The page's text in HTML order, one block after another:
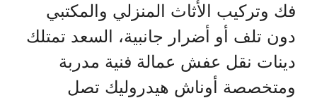
فك وتركيب الأثاث المنزلي والمكتبي
دون تلف أو أضرار جانبية، السعد تمتلك
دينات نقل عفش عمالة فنية مدربة
ومتخصصة أوناش هيدروليك تصل